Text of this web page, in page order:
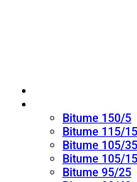
Bitume 150/5
Bitume 115/15
Bitume 105/35
Bitume 105/15
Bitume 95/25